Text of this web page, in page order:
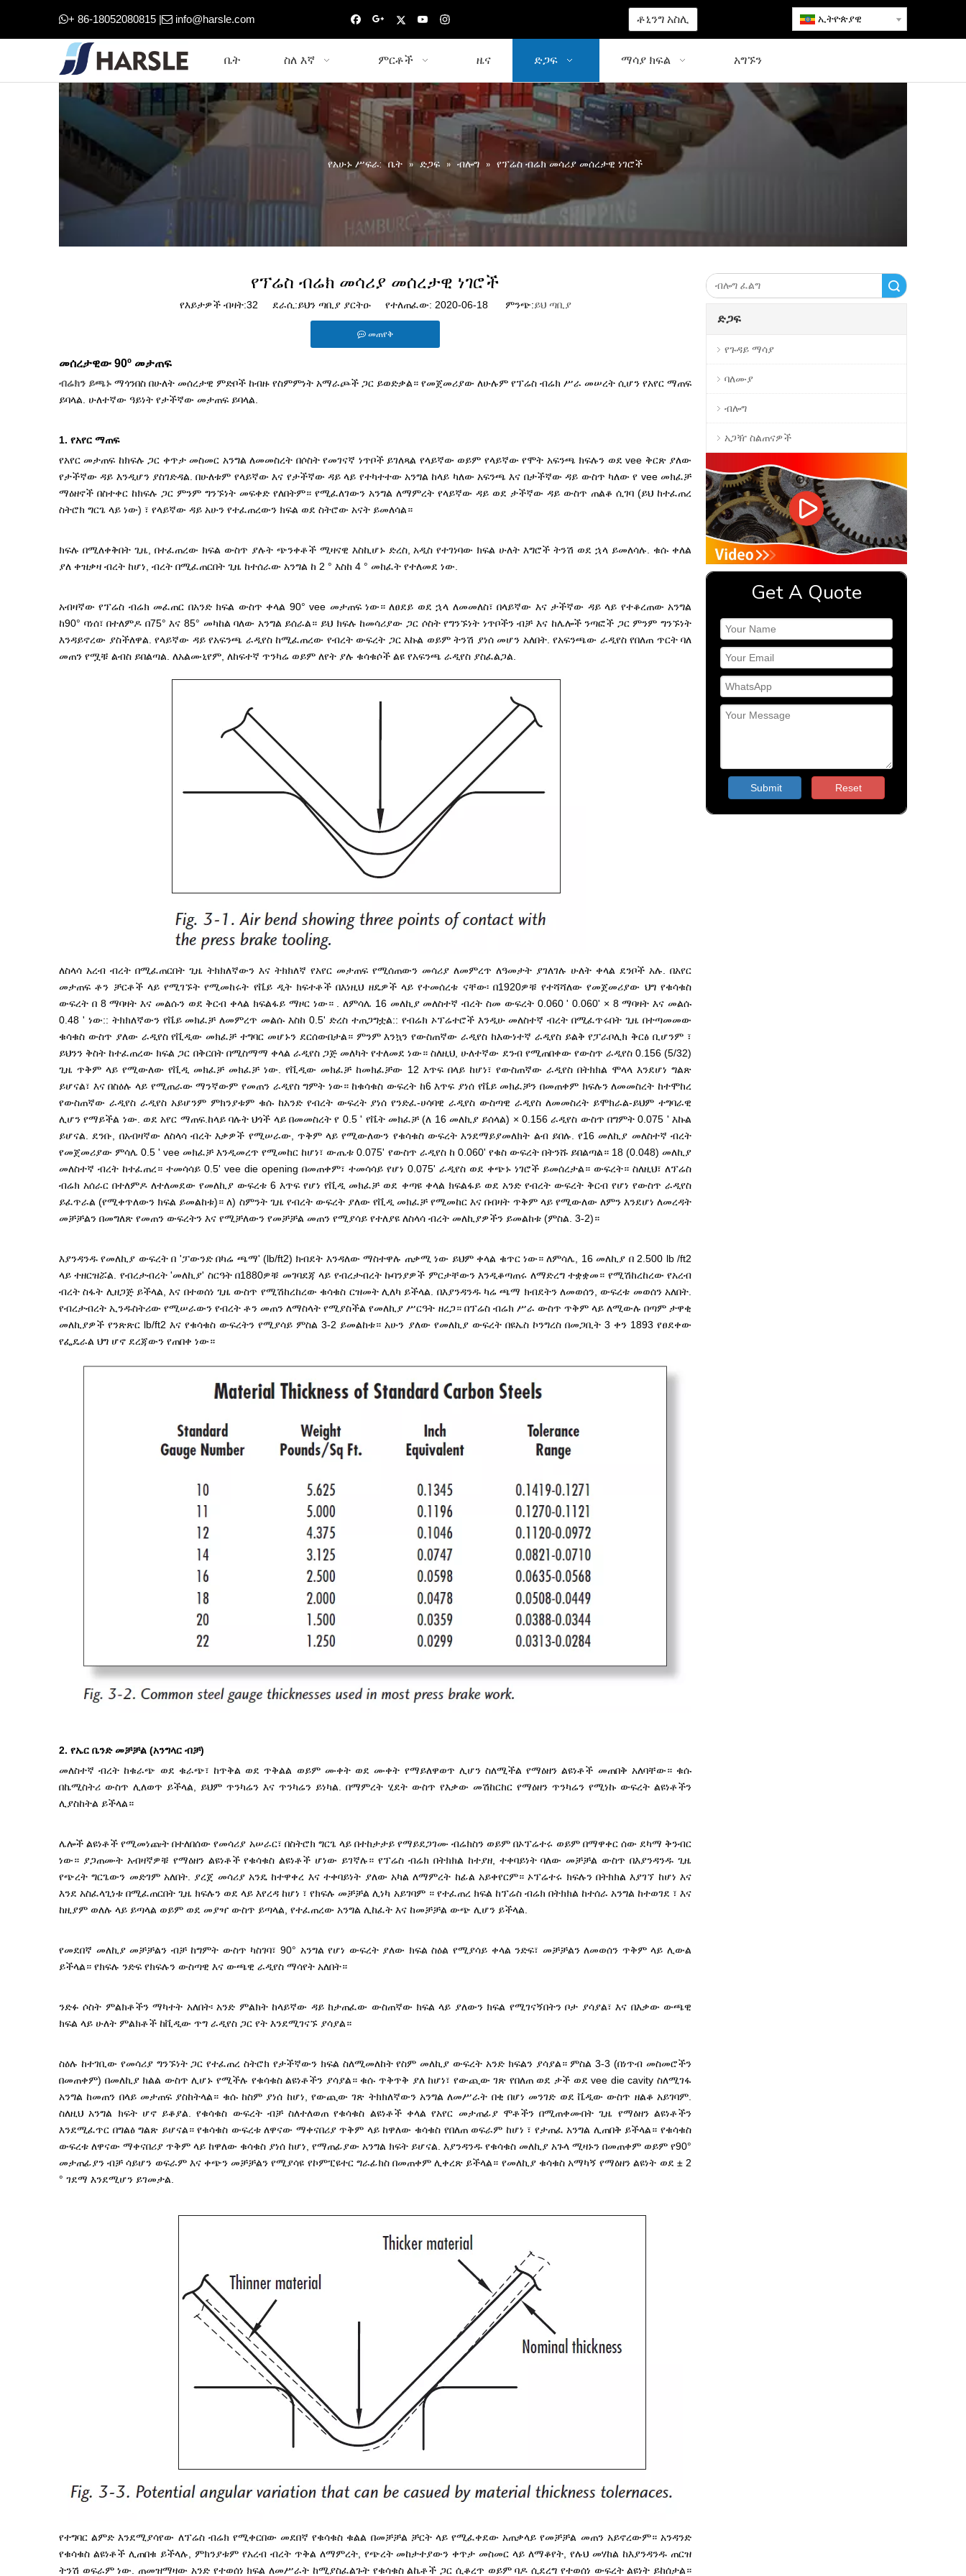
+ 86-18052080815 | info@harsle.com ቶኒንግ አስሊ ኢትዮጵያዊ
ቤት ስለ እኛ ምርቶች ዜና ድጋፍ ማሳያ ክፍል አግኙን
የአሁኑ ሥፍራ: ቤት » ድጋፍ » ብሎግ » የፕሬስ ብሬክ መሳሪያ መሰረታዊ ነገሮች
የፕሬስ ብሬክ መሳሪያ መሰረታዊ ነገሮች
የእይታዎች ብዛት:32 ደራሲ:ይህን ጣቢያ ያርትዑ የተለጠፈው: 2020-06-18 ምንጭ:ይህ ጣቢያ
መጠየቅ
መሰረታዊው 90º መታጠፍ
ብሬክን ይጫኑ ማጎንበስ በሁለት መሰረታዊ ምድቦች ከብዙ የስምምነት አማራጮች ጋር ይወድቃል። የመጀመሪያው ለሁሉም የፕሬስ ብሬክ ሥራ መሠረት ሲሆን የአየር ማጠፍ
ይባላል. ሁለተኛው ዓይነት የታችኛው መታጠፍ ይባላል.
1. የአየር ማጠፍ
የአየር መታጠፍ ከክፍሉ ጋር ቀጥታ መስመር አንግል ለመመስረት በሶስት የመገናኛ ነጥቦች ይገለጻል የላይኛው ወይም የላይኛው የሞት አፍንጫ ክፍሉን ወደ vee ቅርጽ ያለው
የታችኛው ዳይ እንዲሆን ያስገድዳል. በሁለቱም የላይኛው እና የታችኛው ዳይ ላይ የተካተተው አንግል ከላይ ካለው አፍንጫ እና በታችኛው ዳይ ውስጥ ካለው የ vee መክፈቻ
ማዕዘኖች በስተቀር ከክፍሉ ጋር ምንም ግንኙነት መፍቀድ የለበትም። የሚፈለገውን አንግል ለማምረት የላይኛው ዳይ ወደ ታችኛው ዳይ ውስጥ ጠልቆ ሲገባ (ይህ ከተፈጠረ
ስትሮክ ግርጌ ላይ ነው) ፣ የላይኛው ዳይ አሁን የተፈጠረውን ክፍል ወደ ስትሮው አናት ይመለሳል።
ክፍሉ በሚለቀቅበት ጊዜ, በተፈጠረው ክፍል ውስጥ ያሉት ጭንቀቶች ሚዛናዊ እስኪሆኑ ድረስ, አዲስ የተገነባው ክፍል ሁለት እግሮች ትንሽ ወደ ኋላ ይመለሳሉ. ቁሱ ቀለል
ያለ ቀዝቃዛ ብረት ከሆነ, ብረት በሚፈጠርበት ጊዜ ከተሰራው አንግል ከ 2 ° እስከ 4 ° መከፈት የተለመደ ነው.
አብዛኛው የፕሬስ ብሬክ መፈጠር በአንድ ክፍል ውስጥ ቀላል 90° vee መታጠፍ ነው። ለፀደይ ወደ ኋላ ለመመለስ፣ በላይኛው እና ታችኛው ዳይ ላይ የተቆረጠው አንግል
ከ90° ባነሰ፣ በተለምዶ በ75° እና 85° መካከል ባለው አንግል ይሰራል። ይህ ክፍሉ ከመሳሪያው ጋር ሶስት የግንኙነት ነጥቦችን ብቻ እና ከሌሎች ንጣፎች ጋር ምንም ግንኙነት
እንዳይኖረው ያስችለዋል. የላይኛው ዳይ የአፍንጫ ራዲየስ ከሚፈጠረው የብረት ውፍረት ጋር እኩል ወይም ትንሽ ያነሰ መሆን አለበት. የአፍንጫው ራዲየስ የበለጠ ጥርት ባለ
መጠን የሟቹ ልብስ ይበልጣል. ለአልሙኒየም, ለከፍተኛ ጥንካሬ ወይም ለየት ያሉ ቁሳቁሶች ልዩ የአፍንጫ ራዲየስ ያስፈልጋል.
ለስላሳ አረብ ብረት በሚፈጠርበት ጊዜ ትክክለኛውን እና ትክክለኛ የአየር መታጠፍ የሚሰጠውን መሳሪያ ለመምረጥ ለዓመታት ያገለገሉ ሁለት ቀላል ደንቦች አሉ. በአየር
መታጠፍ ቶን ቻርቶች ላይ የሚገኙት የሚመከሩት የቬይ ዲት ክፍተቶች በእነዚህ ዘዴዎች ላይ የተመሰረቱ ናቸው፡ በ1920ዎቹ የተሻሻለው የመጀመሪያው ህግ የቁሳቁስ
ውፍረት በ 8 ማባዛት እና መልሱን ወደ ቅርብ ቀላል ክፍልፋይ ማዞር ነው። . ለምሳሌ 16 መለኪያ መለስተኛ ብረት ስመ ውፍረት 0.060 ' 0.060' × 8 ማባዛት እና መልሱ
0.48 ' ነው:: ትክክለኛውን የቬይ መክፈቻ ለመምረጥ መልሱ እስከ 0.5' ድረስ ተጠጋግቷል:: የብሬክ ኦፕሬተሮች እንዲሁ መለስተኛ ብረት በሚፈጥሩበት ጊዜ በተጣመመው
ቁሳቁስ ውስጥ ያለው ራዲየስ የቪዲው መክፈቻ ተግባር መሆኑን ደርሰውበታል። ምንም እንኳን የውስጠኛው ራዲየስ ከእውነተኛ ራዲየስ ይልቅ የፓራቦሊክ ቅርፅ ቢሆንም ፣
ይህንን ቅስት ከተፈጠረው ክፍል ጋር በቅርበት በሚስማማ ቀላል ራዲየስ ጋጅ መለካት የተለመደ ነው። ስለዚህ, ሁለተኛው ደንብ የሚጠበቀው የውስጥ ራዲየስ 0.156 (5/32)
ጊዜ ጥቅም ላይ የሚውለው የቪዲ መክፈቻ መክፈቻ ነው. የቪዲው መክፈቻ ከመክፈቻው 12 እጥፍ በላይ ከሆነ፣ የውስጠኛው ራዲየስ በትክክል ሞላላ እንደሆነ ግልጽ
ይሆናል፣ እና በስዕሉ ላይ የሚጠራው ማንኛውም የመጠን ራዲየስ ግምት ነው። ከቁሳቁስ ውፍረት ከ6 እጥፍ ያነሰ የቬይ መክፈቻን በመጠቀም ክፍሉን ለመመስረት ከተሞከረ
የውስጠኛው ራዲየስ ራዲየስ አይሆንም ምክንያቱም ቁሱ ከአንድ የብረት ውፍረት ያነሰ የንድፈ-ሀሳባዊ ራዲየስ ውስጣዊ ራዲየስ ለመመስረት ይሞክራል-ይህም ተግባራዊ
ሊሆን የማይችል ነው. ወደ አየር ማጠፍ.ከላይ ባሉት ህጎች ላይ በመመስረት የ 0.5 ' የቬት መክፈቻ (ለ 16 መለኪያ ይሰላል) × 0.156 ራዲየስ ውስጥ በግምት 0.075 ' እኩል
ይሆናል. ደንቡ, በአብዛኛው ለስላሳ ብረት እቃዎች የሚሠራው, ጥቅም ላይ የሚውለውን የቁሳቁስ ውፍረት እንደማይያመለክት ልብ ይበሉ. የ16 መለኪያ መለስተኛ ብረት
የመጀመሪያው ምሳሌ 0.5 ' vee መክፈቻ እንዲመረጥ የሚመከር ከሆነ፣ ውጤቱ 0.075' የውስጥ ራዲየስ ከ 0.060' የቁስ ውፍረት በትንሹ ይበልጣል። 18 (0.048) መለኪያ
መለስተኛ ብረት ከተፈጠረ። ተመሳሳይ 0.5' vee die opening በመጠቀም፣ ተመሳሳይ የሆነ 0.075' ራዲየስ ወደ ቀጭኑ ነገሮች ይመሰረታል። ውፍረት። ስለዚህ፣ ለፕሬስ
ብሬክ አሰራር በተለምዶ ለተለመደው የመለኪያ ውፍረቱ 6 እጥፍ የሆነ የቪዲ መክፈቻ ወደ ቀጣዩ ቀላል ክፍልፋይ ወደ አንድ የብረት ውፍረት ቅርብ የሆነ የውስጥ ራዲየስ
ይፈጥራል (የሚቀጥለውን ክፍል ይመልከቱ)። ለ) ስምንት ጊዜ የብረት ውፍረት ያለው የቪዲ መክፈቻ የሚመከር እና በብዛት ጥቅም ላይ የሚውለው ለምን እንደሆነ ለመረዳት
መቻቻልን በመግለጽ የመጠን ውፍረትን እና የሚቻለውን የመቻቻል መጠን የሚያሳይ የተለያዩ ለስላሳ ብረት መለኪያዎችን ይመልከቱ (ምስል. 3-2)።
እያንዳንዱ የመለኪያ ውፍረት በ 'ፓውንድ በካሬ ጫማ' (lb/ft2) ክብደት እንዳለው ማስተዋሉ ጠቃሚ ነው ይህም ቀላል ቁጥር ነው። ለምሳሌ, 16 መለኪያ በ 2.500 lb /ft2
ላይ ተዘርዝሯል. የብረታብረት 'መለኪያ' ስርዓት በ1880ዎቹ መገባደጃ ላይ የብረታብረት ኩባንያዎች ምርታቸውን እንዲቆጣጠሩ ለማድረግ ተቋቋመ። የሚሽከረከረው የአረብ
ብረት ስፋት ሊዘጋጅ ይችላል, እና በተወሰነ ጊዜ ውስጥ የሚሽከረከረው ቁሳቁስ ርዝመት ሊለካ ይችላል. በእያንዳንዱ ካሬ ጫማ ክብደትን ለመወሰን, ውፍረቱ መወሰን አለበት.
የብረታብረት ኢንዱስትሪው የሚሠራውን የብረት ቶን መጠን ለማስላት የሚያስችል የመለኪያ ሥርዓት ዘረጋ። በፕሬስ ብሬክ ሥራ ውስጥ ጥቅም ላይ ለሚውሉ በጣም ታዋቂ
መለኪያዎች የንጽጽር lb/ft2 እና የቁሳቁስ ውፍረትን የሚያሳይ ምስል 3-2 ይመልከቱ። አሁን ያለው የመለኪያ ውፍረት በዩኤስ ኮንግረስ በመጋቢት 3 ቀን 1893 የፀደቀው
የፌዴራል ህግ ሆኖ ደረጃውን የጠበቀ ነው።
2. የኤር ቤንድ መቻቻል (አንግላር ብቻ)
መለስተኛ ብረት ከቁራጭ ወደ ቁራጭ፣ ከጥቅል ወደ ጥቅልል ​​ወይም ሙቀት ወደ ሙቀት የማይለዋወጥ ሊሆን ስለሚችል የማዕዘን ልዩነቶች መጠበቅ አለባቸው። ቁሱ
በኬሚስትሪ ውስጥ ሊለወጥ ይችላል, ይህም ጥንካሬን እና ጥንካሬን ይነካል. በማምረት ሂደት ውስጥ የእቃው መሽከርከር የማዕዘን ጥንካሬን የሚነኩ ውፍረት ልዩነቶችን
ሊያስከትል ይችላል።
ሌሎች ልዩነቶች የሚመነጩት በተለበሰው የመሳሪያ አሠራር፣ በስትሮክ ግርጌ ላይ በተከታታይ የማይደጋገሙ ብሬክስን ወይም በኦፕሬተሩ ወይም በማዋቀር ሰው ደካማ ቅንብር
ነው። ያጋጠሙት አብዛኛዎቹ የማዕዘን ልዩነቶች የቁሳቁስ ልዩነቶች ሆነው ይገኛሉ። የፕሬስ ብሬክ በትክክል ከተያዘ, ተቀባይነት ባለው መቻቻል ውስጥ በእያንዳንዱ ጊዜ
የጭረት ግርጌውን መድገም አለበት. ያረጀ መሳሪያ አንዴ ከተዋቀረ እና ተቀባይነት ያለው አካል ለማምረት ከፊል አይቀየርም። ኦፕሬተሩ ክፍሉን በትክክል እያገኘ ከሆነ እና
እንደ አስፈላጊነቱ በሚፈጠርበት ጊዜ ክፍሉን ወደ ላይ እየረዳ ከሆነ ፣ የክፍሉ መቻቻል ሊነካ አይገባም ። የተፈጠረ ክፍል ከፕሬስ ብሬክ በትክክል ከተሰራ አንግል ከተወገደ ፣ እና
ከዚያም ወለሉ ላይ ይጣላል ወይም ወደ መያዣ ውስጥ ይጣላል, የተፈጠረው አንግል ሊከፈት እና ከመቻቻል ውጭ ሊሆን ይችላል.
የመደበኛ መለኪያ መቻቻልን ብቻ ከግምት ውስጥ ካስገባ፣ 90° አንግል የሆነ ውፍረት ያለው ክፍል ስዕል የሚያሳይ ቀላል ንድፍ፣ መቻቻልን ለመወሰን ጥቅም ላይ ሊውል
ይችላል። የክፍሉ ንድፍ የክፍሉን ውስጣዊ እና ውጫዊ ራዲየስ ማሳየት አለበት።
ንድፉ ሶስት ምልክቶችን ማካተት አለበት፡ አንድ ምልክት ከላይኛው ዳይ ከታጠፈው ውስጠኛው ክፍል ላይ ያለውን ክፍል የሚገናኝበትን ቦታ ያሳያል፣ እና በእቃው ውጫዊ
ክፍል ላይ ሁለት ምልክቶች ከቪዲው ጥግ ራዲየስ ጋር የት እንደሚገናኙ ያሳያል።
ስዕሉ ከተገቢው የመሳሪያ ግንኙነት ጋር የተፈጠረ ስትሮክ የታችኛውን ክፍል ስለሚመለከት የስም መለኪያ ውፍረት አንድ ክፍልን ያሳያል። ምስል 3-3 (በነጥብ መስመሮችን
በመጠቀም) በመለኪያ ክልል ውስጥ ሊሆኑ የሚችሉ የቁሳቁስ ልዩነቶችን ያሳያል። ቁሱ ጥቅጥቅ ያለ ከሆነ፣ የውጪው ገጽ የበለጠ ወደ ታች ወደ vee die cavity ስለሚገፋ
አንግል ከመጠን በላይ መታጠፍ ያስከትላል። ቁሱ ከስም ያነሰ ከሆነ, የውጪው ገጽ ትክክለኛውን አንግል ለመሥራት በቂ በሆነ መንገድ ወደ ቬዲው ውስጥ ዘልቆ አይገባም.
ስለዚህ አንግል ክፍት ሆኖ ይቆያል. የቁሳቁስ ውፍረት ብቻ ስለተለወጠ የቁሳቁስ ልዩነቶች ቀላል የአየር መታጠፊያ ሞቶችን በሚጠቀሙበት ጊዜ የማዕዘን ልዩነቶችን
እንደሚፈጥር በግልፅ ግልጽ ይሆናል። የቁሳቁስ ውፍረቱ ለዋናው ማቀናበሪያ ጥቅም ላይ ከዋለው ቁሳቁስ የበለጠ ወፍራም ከሆነ ፣ የታጠፈ አንግል ሊጠበቅ ይችላል። የቁሳቁስ
ውፍረቱ ለዋናው ማቀናበሪያ ጥቅም ላይ ከዋለው ቁሳቁስ ያነሰ ከሆነ, የማጠፊያው አንግል ክፍት ይሆናል. እያንዳንዱ የቁሳቁስ መለኪያ አጉላ ሚዛኑን በመጠቀም ወይም የ90°
መታጠፊያን ብቻ ሳይሆን ወፍራም እና ቀጭን መቻቻልን የሚያሳዩ የኮምፒዩተር ግራፊክስ በመጠቀም ሊቀረጽ ይችላል። የመለኪያ ቁሳቁስ አማካኝ የማዕዘን ልዩነት ወደ ± 2
° ገደማ እንደሚሆን ይገመታል.
የተግባር ልምድ እንደሚያሳየው ለፕሬስ ብሬክ የሚቀርበው መደበኛ የቁሳቁስ ቁልል በመቻቻል ቻርት ላይ የሚፈቀደው አጠቃላይ የመቻቻል መጠን አይኖረውም። አንዳንድ
የቁሳቁስ ልዩነቶች ሊጠበቁ ይችላሉ, ምክንያቱም የአረብ ብረት ጥቅል ለማምረት, የጭረት መከታተያውን ቀጥታ መስመር ላይ ለማቆየት, የሉህ መሃከል ከእያንዳንዱ ጠርዝ
ትንሽ ወፍራም ነው. ጠመዝማዛው አንድ የተወሰነ ክፍል ለመሥራት ከሚያስፈልጉት የቁሳቁስ ልኬቶች ጋር ሲቆረጥ ወይም ባዶ ሲደረግ የተወሰነ ውፍረት ልዩነት ይከሰታል።
ድጋፍ
የጉዳይ ማሳያ
ባለሙያ
ብሎግ
አጋዥ ስልጠናዎች
Get A Quote
Submit Reset